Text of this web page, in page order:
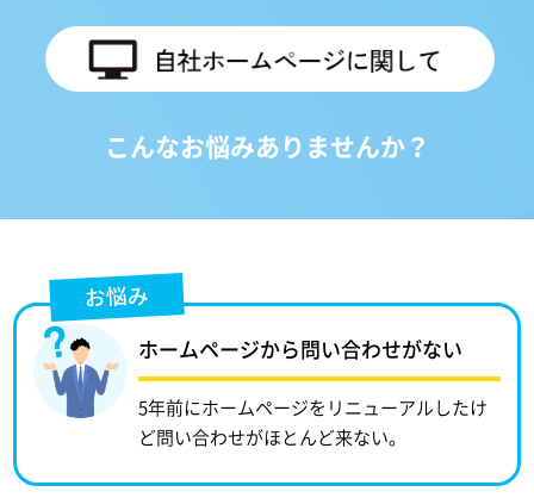
こんなお悩みありませんか？
お悩み
ホームページから問い合わせがない
5年前にホームページをリニューアルしたけ
ど問い合わせがほとんど来ない。